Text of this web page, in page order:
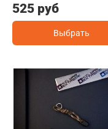
525 руб
Выбрать